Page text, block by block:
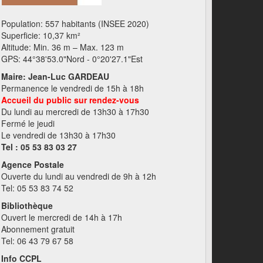
Population: 557 habitants (INSEE 2020)
Superficie: 10,37 km²
Altitude: Min. 36 m – Max. 123 m
GPS: 44°38'53.0"Nord - 0°20'27.1"Est
Maire: Jean-Luc GARDEAU
Permanence le vendredi de 15h à 18h
Accueil du public sur rendez-vous
Du lundi au mercredi de 13h30 à 17h30
Fermé le jeudi
Le vendredi de 13h30 à 17h30
Tel : 05 53 83 03 27
Agence Postale
Ouverte du lundi au vendredi de 9h à 12h
Tel: 05 53 83 74 52
Bibliothèque
Ouvert le mercredi de 14h à 17h
Abonnement gratuit
Tel: 06 43 79 67 58
Info CCPL